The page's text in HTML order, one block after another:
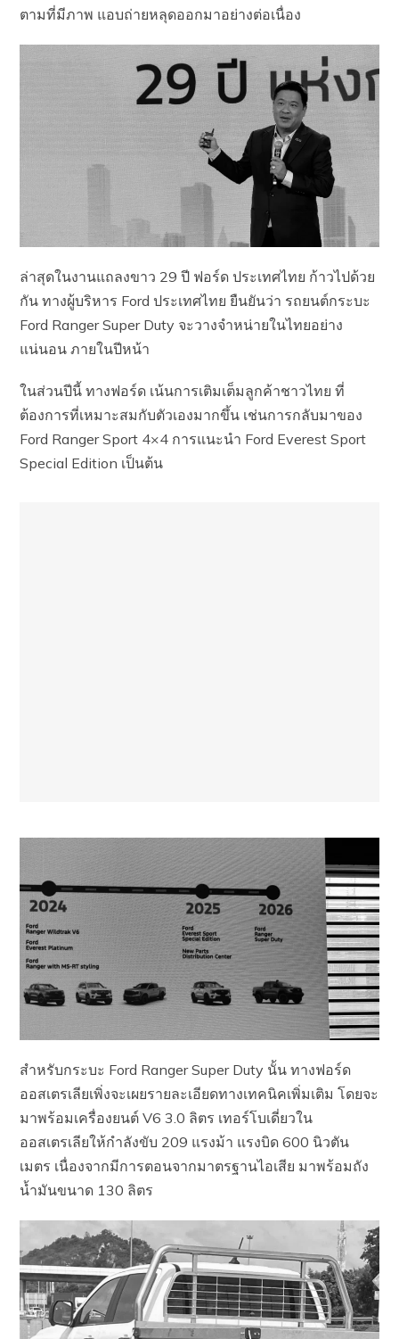
ตามที่มีภาพ แอบถ่ายหลุดออกมาอย่างต่อเนื่อง
ล่าสุดในงานแถลงขาว 29 ปี ฟอร์ด ประเทศไทย ก้าวไปด้วย
กัน ทางผู้บริหาร Ford ประเทศไทย ยืนยันว่า รถยนต์กระบะ
Ford Ranger Super Duty จะวางจำหน่ายในไทยอย่าง
แน่นอน ภายในปีหน้า
ในส่วนปีนี้ ทางฟอร์ด เน้นการเติมเต็มลูกค้าชาวไทย ที่
ต้องการที่เหมาะสมกับตัวเองมากขึ้น เช่นการกลับมาของ
Ford Ranger Sport 4×4 การแนะนำ Ford Everest Sport
Special Edition เป็นต้น
สำหรับกระบะ Ford Ranger Super Duty นั้น ทางฟอร์ด
ออสเตรเลียเพิ่งจะเผยรายละเอียดทางเทคนิคเพิ่มเติม โดยจะ
มาพร้อมเครื่องยนต์ V6 3.0 ลิตร เทอร์โบเดี่ยวใน
ออสเตรเลียให้กำลังขับ 209 แรงม้า แรงบิด 600 นิวตัน
เมตร เนื่องจากมีการตอนจากมาตรฐานไอเสีย มาพร้อมถัง
น้ำมันขนาด 130 ลิตร